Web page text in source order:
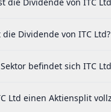
Dividende von ITC Ltd?
befindet sich ITC
Ltd einen Aktiensplit